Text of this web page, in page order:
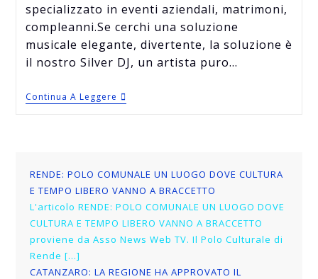
specializzato in eventi aziendali, matrimoni,
compleanni.Se cerchi una soluzione
musicale elegante, divertente, la soluzione è
il nostro Silver DJ, un artista puro…
Continua A Leggere
RENDE: POLO COMUNALE UN LUOGO DOVE CULTURA
E TEMPO LIBERO VANNO A BRACCETTO
L'articolo RENDE: POLO COMUNALE UN LUOGO DOVE
CULTURA E TEMPO LIBERO VANNO A BRACCETTO
proviene da Asso News Web TV. Il Polo Culturale di
Rende […]
CATANZARO: LA REGIONE HA APPROVATO IL